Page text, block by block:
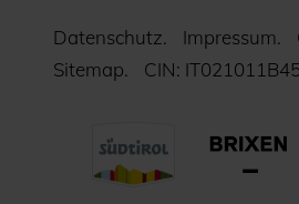
Datenschutz. Impressum.
Sitemap.
CIN: